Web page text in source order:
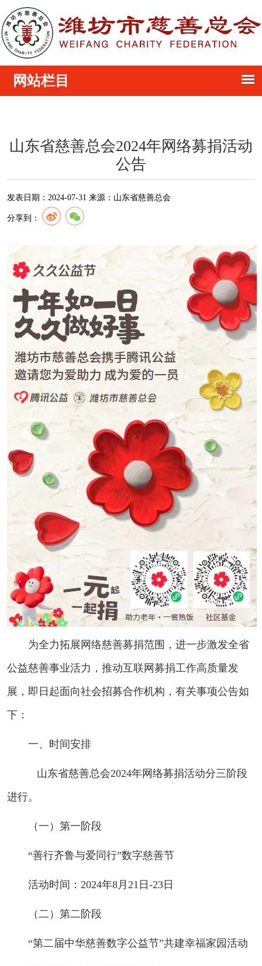
山东省慈善总会2024年网络募捐活动
公告
发表日期： 2024-07-31 来源： 山东省慈善总会
分享到：
为全力拓展网络慈善募捐范围，进一步激发全省
公益慈善事业活力，推动互联网募捐工作高质量发
展，即日起面向社会招募合作机构，有关事项公告如
下：
一、时间安排
山东省慈善总会2024年网络募捐活动分三阶段
进行。
（一）第一阶段
“善行齐鲁与爱同行”数字慈善节
活动时间：2024年8月21日-23日
（二）第二阶段
“第二届中华慈善数字公益节”共建幸福家园活动